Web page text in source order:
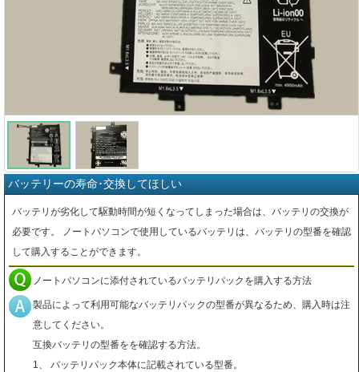
バッテリーの寿命･交換してほしい
バッテリが劣化して駆動時間が短くなってしまった場合は、バッテリの交換が
必要です。 ノートパソコンで使用しているバッテリは、バッテリの型番を確認
して購入することができます。
ノートパソコンに添付されているバッテリパックを購入する方法
製品によって利用可能なバッテリパックの型番が異なるため、購入時は注
意してください。
互換バッテリの型番をを確認する方法。
1、 バッテリパック本体に記載されている型番。